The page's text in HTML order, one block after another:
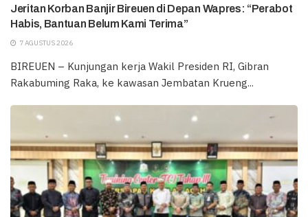
Jeritan Korban Banjir Bireuen di Depan Wapres: “Perabot
Habis, Bantuan Belum Kami Terima”
7 AGUSTUS 2026
BIREUEN – Kunjungan kerja Wakil Presiden RI, Gibran
Rakabuming Raka, ke kawasan Jembatan Krueng...